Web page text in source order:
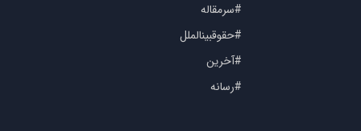
#سرمقاله
#حقوقبینالملل
#آخرین
#رسانه